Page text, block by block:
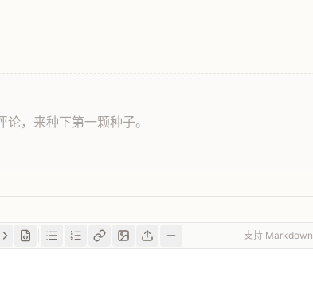
论，来种下第一颗种子。
支持 Markdown